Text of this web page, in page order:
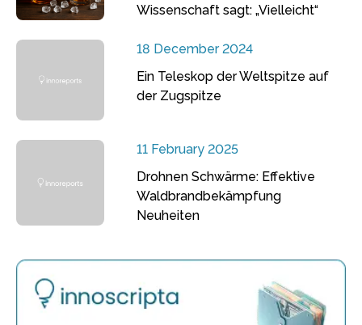
Wissenschaft sagt: „Vielleicht“
18 December 2024
Ein Teleskop der Weltspitze auf
der Zugspitze
11 February 2025
Drohnen Schwärme: Effektive
Waldbrandbekämpfung
Neuheiten